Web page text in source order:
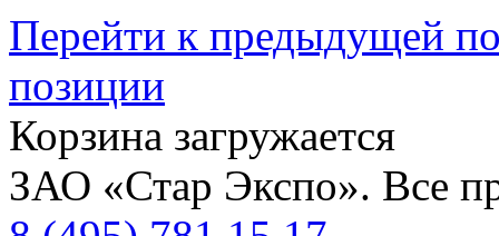
Перейти к предыдущей
позиции
Корзина загружается
ЗАО «Стар Экспо». Все